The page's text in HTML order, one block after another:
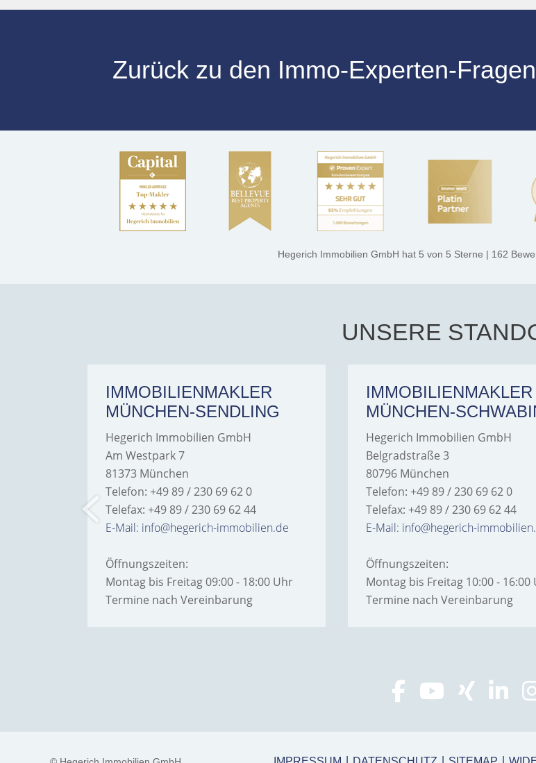
Zurück zu den Immo-Experten-Fragen
Hegerich Immobilien GmbH hat 5 von 5 Sterne | 162
UNSERE
IMMOBILIENMAKLER
MÜNCHEN-SENDLING
Hegerich Immobilien GmbH
Am Westpark 7
81373 München
Telefon: +49 89 / 230 69 62 0
Telefax: +49 89 / 230 69 62 44
E-Mail: info@hegerich-immobilien.de
Öffnungszeiten:
Montag bis Freitag 09:00 - 18:00 Uhr
Termine nach Vereinbarung
IMMOBILIENMAKLER
MÜNCHEN-
Hegerich Immobilien GmbH
Belgradstraße 3
80796 München
Telefon: +49 89 / 230 69 62 0
Telefax: +49 89 / 230 69 62 44
E-Mail: info@hegerich-
Öffnungszeiten:
Montag bis Freitag 10:00 - 16:00
Termine nach Vereinbarung